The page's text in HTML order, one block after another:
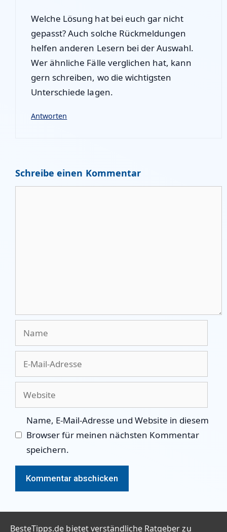
Welche Lösung hat bei euch gar nicht
gepasst? Auch solche Rückmeldungen
helfen anderen Lesern bei der Auswahl.
Wer ähnliche Fälle verglichen hat, kann
gern schreiben, wo die wichtigsten
Unterschiede lagen.
Antworten
Schreibe einen Kommentar
Name, E-Mail-Adresse und Website in diesem
Browser für meinen nächsten Kommentar
speichern.
BesteTipps.de bietet verständliche Ratgeber zu